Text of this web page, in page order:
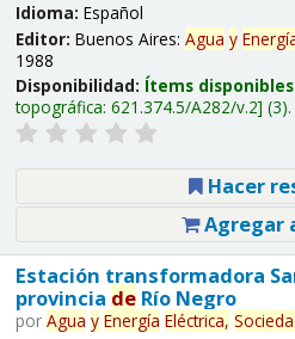
Idioma: Español
Editor: Buenos Aires: Agua y
1988
Disponibilidad: Ítems
topográfica: 621.374.5/A282/v.2 (3).
Hacer
Agregar
Estación transformadora
provincia deRío Negro
por Agua y Energía Eléctrica,